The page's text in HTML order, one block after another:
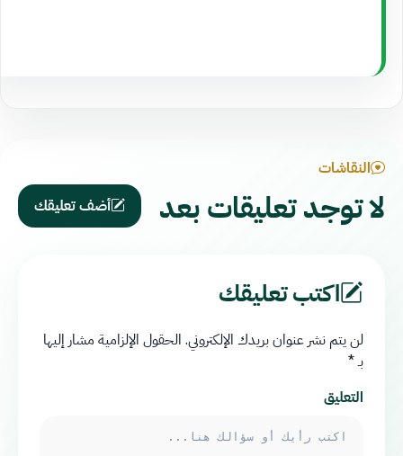
النقاشات
لا توجد تعليقات بعد أضف تعليقك
اكتب تعليقك
لن يتم نشر عنوان بريدك الإلكتروني. الحقول الإلزامية مشار إليها
بـ*
التعليق